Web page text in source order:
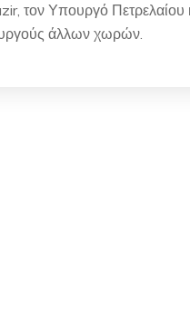
τον Υπουργό
άλλων χωρών.